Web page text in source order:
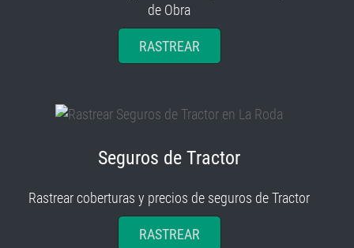
de Obra
RASTREAR
Seguros de Tractor
Rastrear coberturas y precios de seguros de Tractor
RASTREAR